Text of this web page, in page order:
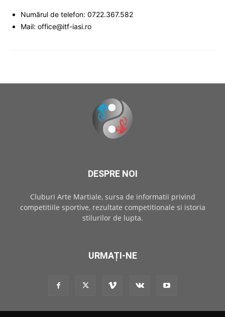
Numărul de telefon: 0722.367.582
Mail: office@itf-iasi.ro
DESPRE NOI
Cluburi Arte Martiale, sursa de informatii privind
competitiile sportive, rezultate competitionale si istoria
stilurilor de lupta.
URMAȚI-NE